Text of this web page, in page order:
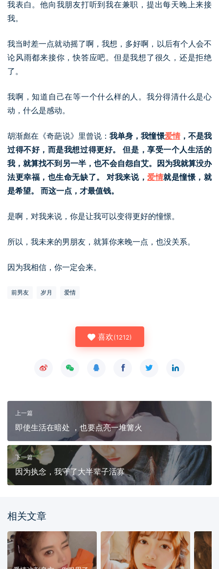
我表白。他向我朋友打听到我在兼职，提出每天晚上来接
我。
我当时差一点就动摇了啊，我想，多好啊，以后有个人会不
论风雨都来接你，快答应吧。但是我想了很久，还是拒绝
了。
我啊，知道自己在等一个什么样的人。我分得清什么是心
动，什么是感动。
胡渐彪在《奇葩说》里曾说：我单身，我憧憬爱情，不是我
过得不好，而是我想过得更好。 但是，享受一个人生活的
我，就算找不到另一半，也不会自怨自艾。因为我就算没办
法更幸福，也生命无缺了。 对我来说， 爱情就是憧憬，就
是希望。 而这一点，才最值钱。
是啊，对我来说，你是让我可以变得更好的憧憬。
所以，我未来的男朋友，就算你来晚一点，也没关系。
因为我相信，你一定会来。
前男友 岁月 爱情
喜欢(1212)
上一篇
即使生活在暗处 ，也要点亮一堆篝火
下一篇
因为执念，我守了大半辈子活寡
相关文章